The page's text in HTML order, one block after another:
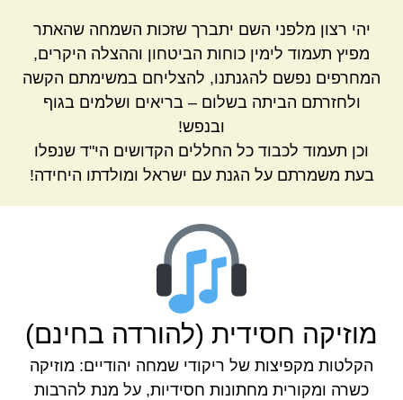
יהי רצון מלפני השם יתברך שזכות השמחה שהאתר
מפיץ תעמוד לימין כוחות הביטחון וההצלה היקרים,
המחרפים נפשם להגנתנו, להצליחם במשימתם הקשה
ולחזרתם הביתה בשלום – בריאים ושלמים בגוף
ובנפש!
וכן תעמוד לכבוד כל החללים הקדושים הי"ד שנפלו
בעת משמרתם על הגנת עם ישראל ומולדתו היחידה!
מוזיקה חסידית (להורדה בחינם)
הקלטות מקפיצות של ריקודי שמחה יהודיים: מוזיקה
כשרה ומקורית מחתונות חסידיות, על מנת להרבות